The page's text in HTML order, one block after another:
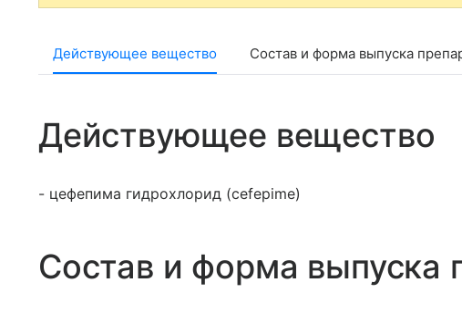
Действующее вещество Состав и форма выпуска
Действующее вещество
- цефепима гидрохлорид (cefepime)
Состав и форма выпуска